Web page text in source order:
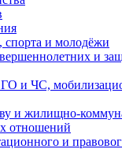
спорта и молодёжи
и
и ЧС,
и жилищно-
отношений
и